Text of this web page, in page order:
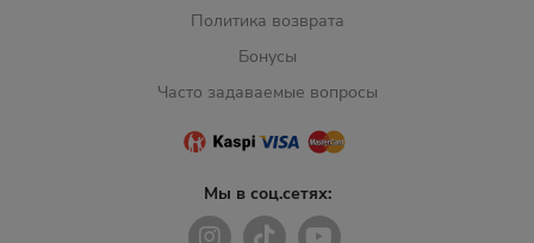
Политика возврата
Бонусы
Часто задаваемые вопросы
Мы в соц.сетях: